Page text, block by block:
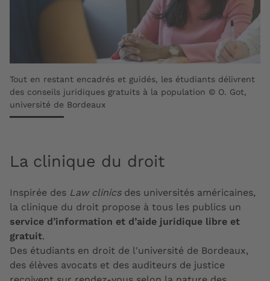
Tout en restant encadrés et guidés, les étudiants délivrent
des conseils juridiques gratuits à la population © O. Got,
université de Bordeaux
La clinique du droit
Inspirée des Law clinics des universités américaines,
la clinique du droit propose à tous les publics un
service d’information et d’aide juridique libre et
gratuit.
Des étudiants en droit de l'université de Bordeaux,
des élèves avocats et des auditeurs de justice